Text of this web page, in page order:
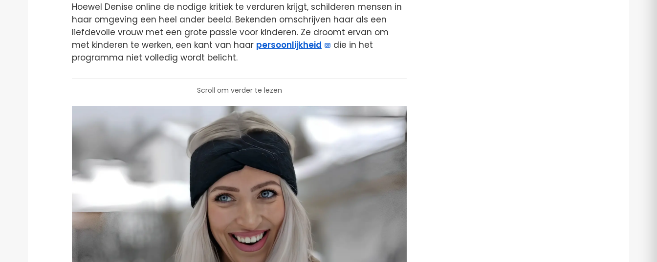
Hoewel Denise online de nodige kritiek te verduren krijgt, schilderen mensen in
haar omgeving een heel ander beeld. Bekenden omschrijven haar als een
liefdevolle vrouw met een grote passie voor kinderen. Ze droomt ervan om
met kinderen te werken, een kant van haar persoonlijkheid
die in het
programma niet volledig wordt belicht.
Scroll om verder te lezen